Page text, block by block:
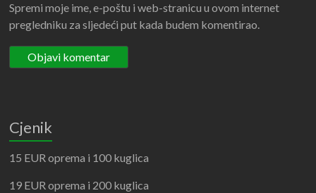
Spremi moje ime, e-poštu i web-stranicu u ovom internet
pregledniku za sljedeći put kada budem komentirao.
Cjenik
15 EUR oprema i 100 kuglica
19 EUR oprema i 200 kuglica